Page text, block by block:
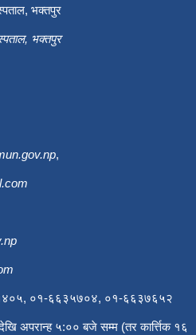
भक्तपुर
भक्तपुर
,
०१-६६३५७०४, ०१-६६३७६५२
अपरान्ह ५:०० बजे सम्म (तर कार्त्तिक १६